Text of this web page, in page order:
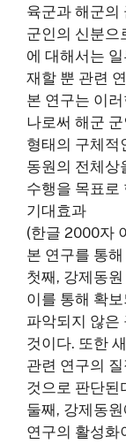
육군과 해군의
군인의 신분으
에 대해서는
재할 뿐 관련
본 연구는 이
나로써 해군
형태의 구체적
동원의 전체상
수행을 목표로
기대효과
(한글 2000자
본 연구를 통
첫째, 강제동
이를 통해 확
파악되지 않은
것이다. 또한
관련 연구의
것으로 판단된
둘째, 강제동
연구의 활성화